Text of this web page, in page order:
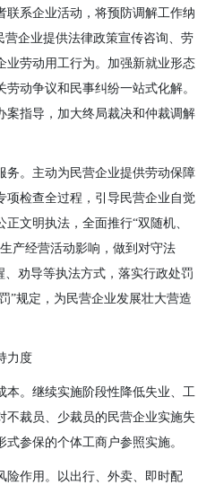
联系企业活动，将预防调解工作纳
营企业提供法律政策宣传咨询、劳
业劳动用工行为。加强新就业形态
动争议和民事纠纷一站式化解。
案指导，加大终局裁决和仲裁调解
。 主动为民营企业提供劳动保障
项检查全过程，引导民营企业自觉
文明执法，全面推行“双随机、
产经营活动影响，做到对守法
、劝导等执法方式，落实行政处罚
”规定，为民营企业发展壮大营造
力度
。 继续实施阶段性降低失业、工
不裁员、少裁员的民营企业实施失
参保的个体工商户参照实施。
险作用。
以出行、外卖、即时配